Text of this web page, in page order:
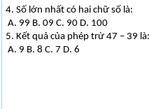
4. Số lớn nhất có hai chữ số là:
A. 99 B. 09 C. 90 D. 100
5. Kết quả của phép trừ 47 – 39 là:
A. 9 B. 8 C. 7 D. 6